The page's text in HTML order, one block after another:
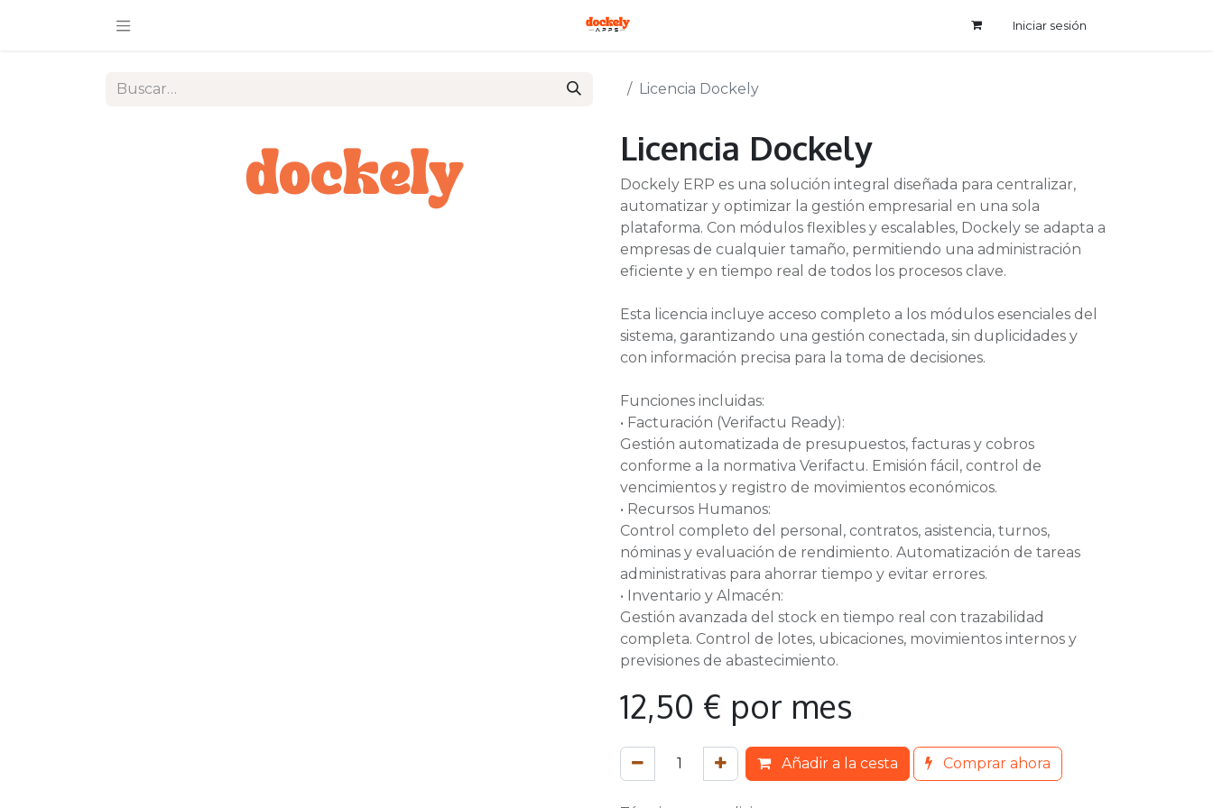
Iniciar sesión
Licencia Dockely
Licencia Dockely
Dockely ERP es una solución integral diseñada para centralizar,
automatizar y optimizar la gestión empresarial en una sola
plataforma. Con módulos flexibles y escalables, Dockely se adapta a
empresas de cualquier tamaño, permitiendo una administración
eficiente y en tiempo real de todos los procesos clave.
Esta licencia incluye acceso completo a los módulos esenciales del
sistema, garantizando una gestión conectada, sin duplicidades y
con información precisa para la toma de decisiones.
Funciones incluidas:
• Facturación (Verifactu Ready):
Gestión automatizada de presupuestos, facturas y cobros
conforme a la normativa Verifactu. Emisión fácil, control de
vencimientos y registro de movimientos económicos.
• Recursos Humanos:
Control completo del personal, contratos, asistencia, turnos,
nóminas y evaluación de rendimiento. Automatización de tareas
administrativas para ahorrar tiempo y evitar errores.
• Inventario y Almacén:
Gestión avanzada del stock en tiempo real con trazabilidad
completa. Control de lotes, ubicaciones, movimientos internos y
previsiones de abastecimiento.
12,50 € por mes
Añadir a la cesta Comprar ahora